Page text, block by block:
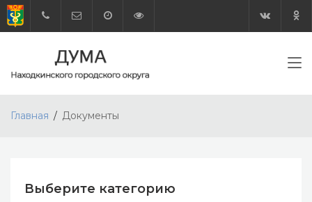
Главная Документы
Выберите категорию